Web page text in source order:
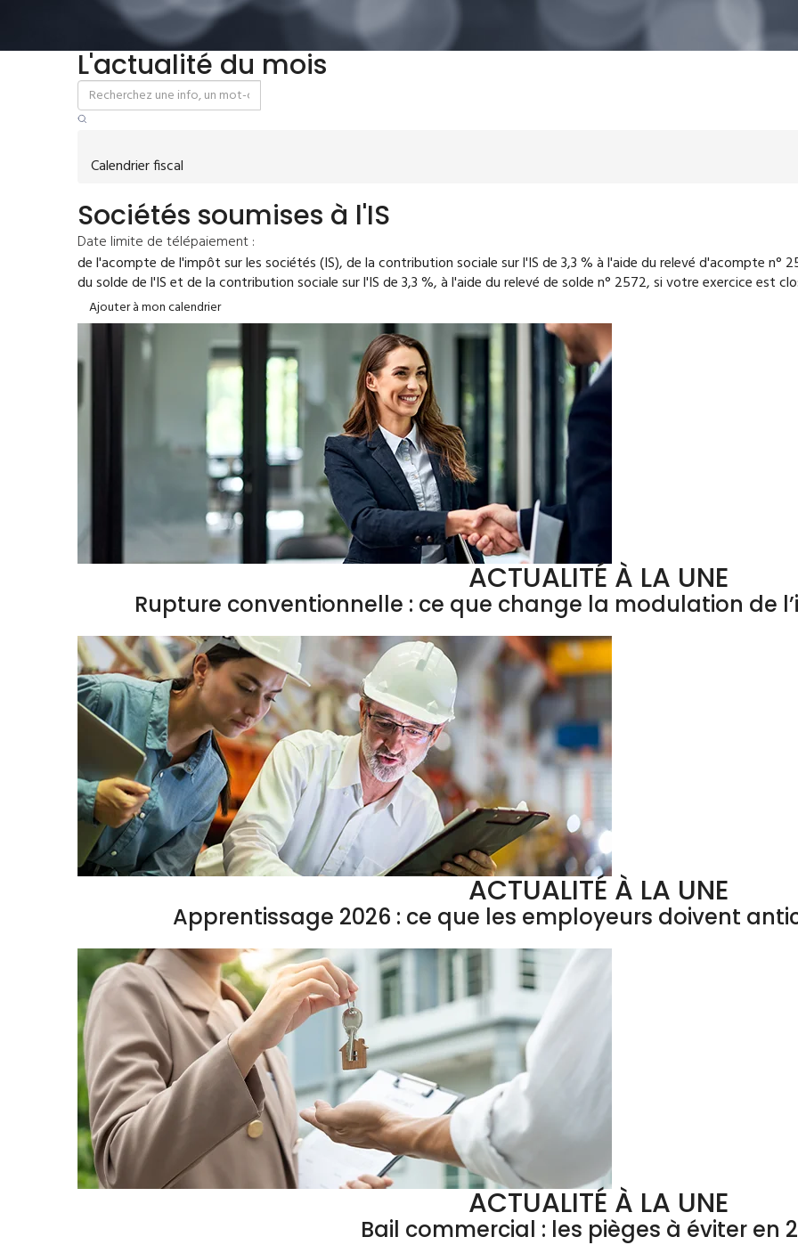
L'actualité du mois
Calendrier fiscal
Sociétés soumises à l'IS
Date limite de télépaiement :
de l'acompte de l'impôt sur les sociétés (IS), de la contribution sociale sur l'IS de 3,3 % à l'aide du relevé d'acompte n°
du solde de l'IS et de la contribution sociale sur l'IS de 3,3 %, à l'aide du relevé de solde n° 2572, si votre exercice est
Ajouter à mon calendrier
ACTUALITÉ À LA UNE
Rupture conventionnelle : ce que change la modulation de
ACTUALITÉ À LA UNE
Apprentissage 2026 : ce que les employeurs doivent
ACTUALITÉ À LA UNE
Bail commercial : les pièges à éviter en